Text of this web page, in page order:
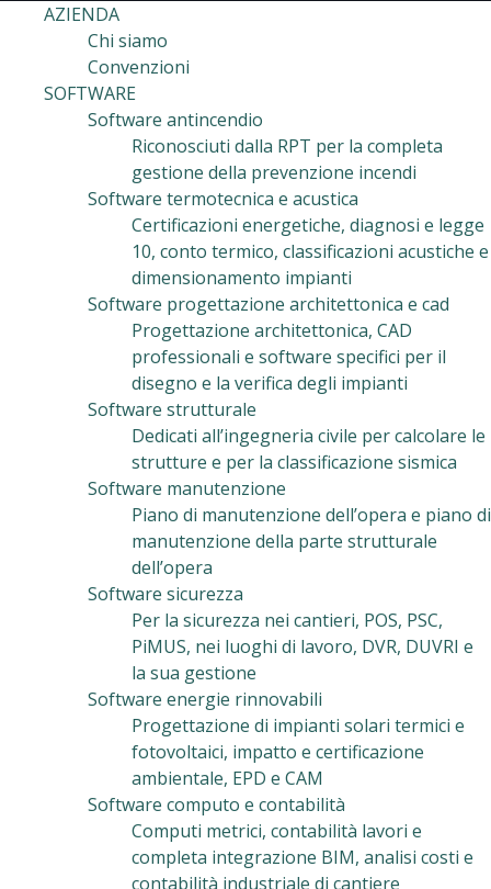
AZIENDA
Chi siamo
Convenzioni
SOFTWARE
Software antincendio
Riconosciuti dalla RPT per la completa
gestione della prevenzione incendi
Software termotecnica e acustica
Certificazioni energetiche, diagnosi e legge
10, conto termico, classificazioni acustiche e
dimensionamento impianti
Software progettazione architettonica e cad
Progettazione architettonica, CAD
professionali e software specifici per il
disegno e la verifica degli impianti
Software strutturale
Dedicati all’ingegneria civile per calcolare le
strutture e per la classificazione sismica
Software manutenzione
Piano di manutenzione dell’opera e piano di
manutenzione della parte strutturale
dell’opera
Software sicurezza
Per la sicurezza nei cantieri, POS, PSC,
PiMUS, nei luoghi di lavoro, DVR, DUVRI e
la sua gestione
Software energie rinnovabili
Progettazione di impianti solari termici e
fotovoltaici, impatto e certificazione
ambientale, EPD e CAM
Software computo e contabilità
Computi metrici, contabilità lavori e
completa integrazione BIM, analisi costi e
contabilità industriale di cantiere